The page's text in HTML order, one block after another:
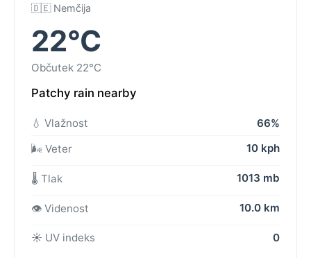
🇩🇪 Nemčija
22°C
Občutek 22°C
Patchy rain nearby
💧 Vlažnost
66%
🌬️ Veter
10 kph
🌡️ Tlak 1013 mb
👁️ Videnost 10.0 km
☀️ UV indeks 0